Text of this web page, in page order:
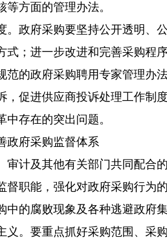
方面的管理办法。
政府采购要坚持公开透明、
式；进一步改进和完善采购程
范的政府采购聘用专家管理办
促进供应商投诉处理工作制度
存在的突出问题。
府采购监督体系
计及其他有关部门共同配合
督职能，强化对政府采购行为
中的腐败现象及各种逃避政府
义。要重点抓好采购范围、采